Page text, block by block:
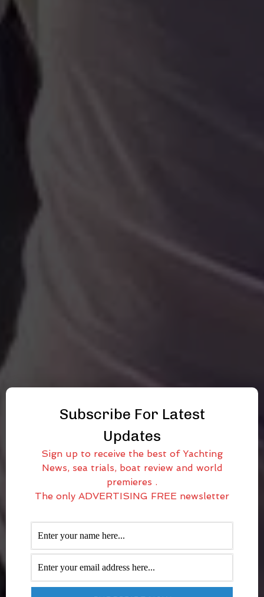
Subscribe For Latest
Updates
Sign up to receive the best of Yachting
News, sea trials, boat review and world
premieres .
The only ADVERTISING FREE newsletter